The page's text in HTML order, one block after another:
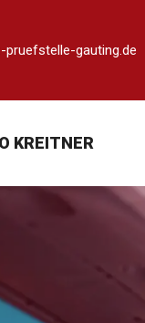
gauting.de
KREITNER